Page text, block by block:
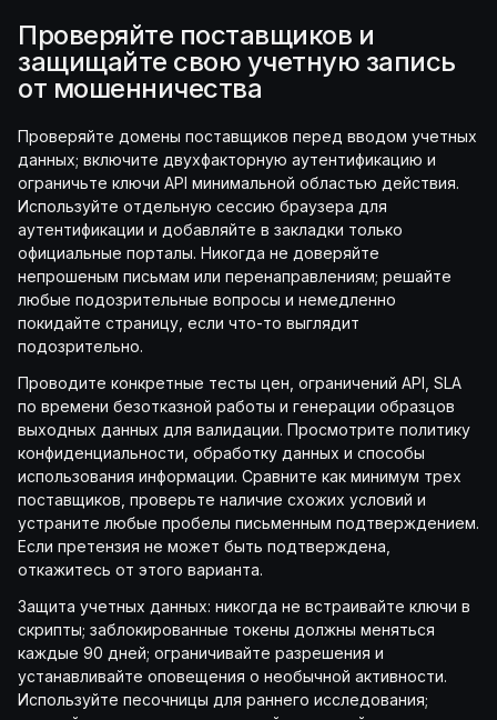
Проверяйте поставщиков и
защищайте свою учетную запись
от мошенничества
Проверяйте домены поставщиков перед вводом учетных
данных; включите двухфакторную аутентификацию и
ограничьте ключи API минимальной областью действия.
Используйте отдельную сессию браузера для
аутентификации и добавляйте в закладки только
официальные порталы. Никогда не доверяйте
непрошеным письмам или перенаправлениям; решайте
любые подозрительные вопросы и немедленно
покидайте страницу, если что-то выглядит
подозрительно.
Проводите конкретные тесты цен, ограничений API, SLA
по времени безотказной работы и генерации образцов
выходных данных для валидации. Просмотрите политику
конфиденциальности, обработку данных и способы
использования информации. Сравните как минимум трех
поставщиков, проверьте наличие схожих условий и
устраните любые пробелы письменным подтверждением.
Если претензия не может быть подтверждена,
откажитесь от этого варианта.
Защита учетных данных: никогда не встраивайте ключи в
скрипты; заблокированные токены должны меняться
каждые 90 дней; ограничивайте разрешения и
устанавливайте оповещения о необычной активности.
Используйте песочницы для раннего исследования;